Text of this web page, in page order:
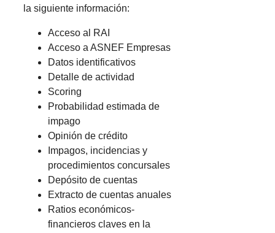
la siguiente información:
Acceso al RAI
Acceso a ASNEF Empresas
Datos identificativos
Detalle de actividad
Scoring
Probabilidad estimada de
impago
Opinión de crédito
Impagos, incidencias y
procedimientos concursales
Depósito de cuentas
Extracto de cuentas anuales
Ratios económicos-
financieros claves en la